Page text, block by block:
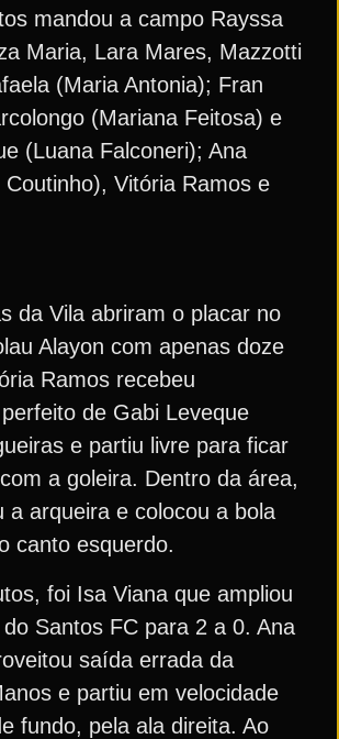
mandou a campo Rayssa
Maria, Lara Mares, Mazzotti
(Maria Antonia); Fran
(Mariana Feitosa) e
(Luana Falconeri); Ana
Vitória Ramos e
da Vila abriram o placar no
Alayon com apenas doze
Ramos recebeu
de Gabi Leveque
e partiu livre para ficar
a goleira. Dentro da área,
a arqueira e colocou a bola
canto esquerdo.
foi Isa Viana que ampliou
Santos FC para 2 a 0. Ana
saída errada da
e partiu em velocidade
fundo, pela ala direita. Ao